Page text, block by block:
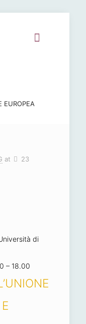
EUROPEA
at
23
di
– 18.00